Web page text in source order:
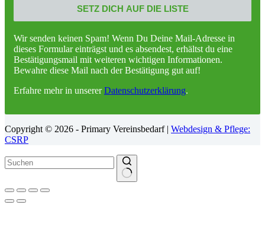
Wir senden keinen Spam! Wenn Du Deine Mail-Adresse in
dieses Formular einträgst und es absendest, erhältst du eine
Bestätigungsmail mit weiteren wichtigen Informationen.
Bewahre diese Mail nach der Bestätigung gut auf!
Erfahre mehr in unsererDatenschutzerklärung.
Copyright © 2026 - Primary Vereinsbedarf | Webdesign & Pflege:
CSRP
Keine
Ergebnisse